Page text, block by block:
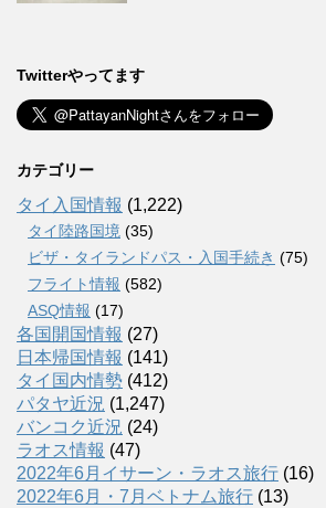
Twitterやってます
カテゴリー
タイ入国情報 (1,222)
タイ陸路国境 (35)
ビザ・タイランドパス・入国手続き (75)
フライト情報 (582)
ASQ情報 (17)
各国開国情報 (27)
日本帰国情報 (141)
タイ国内情勢 (412)
パタヤ近況 (1,247)
バンコク近況 (24)
ラオス情報 (47)
2022年6月イサーン・ラオス旅行 (16)
2022年6月・7月ベトナム旅行 (13)